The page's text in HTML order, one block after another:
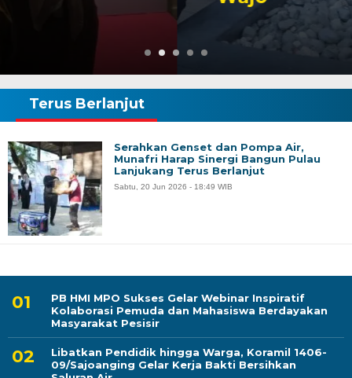
PB HMI MPO Sukses Gelar Webinar Inspiratif
Kolaborasi Pemuda dan Mahasiswa Berdayakan
Masyarakat Pesisir
Libatkan Pendidik hingga Warga, Koramil 1406-
09/Sajoanging Gelar Kerja Bakti Bersihkan
Terus Berlanjut
Serahkan Genset dan Pompa Air,
Munafri Harap Sinergi Bangun Pulau
Lanjukang Terus Berlanjut
Sabtu, 20 Jun 2026 - 18:49 WIB